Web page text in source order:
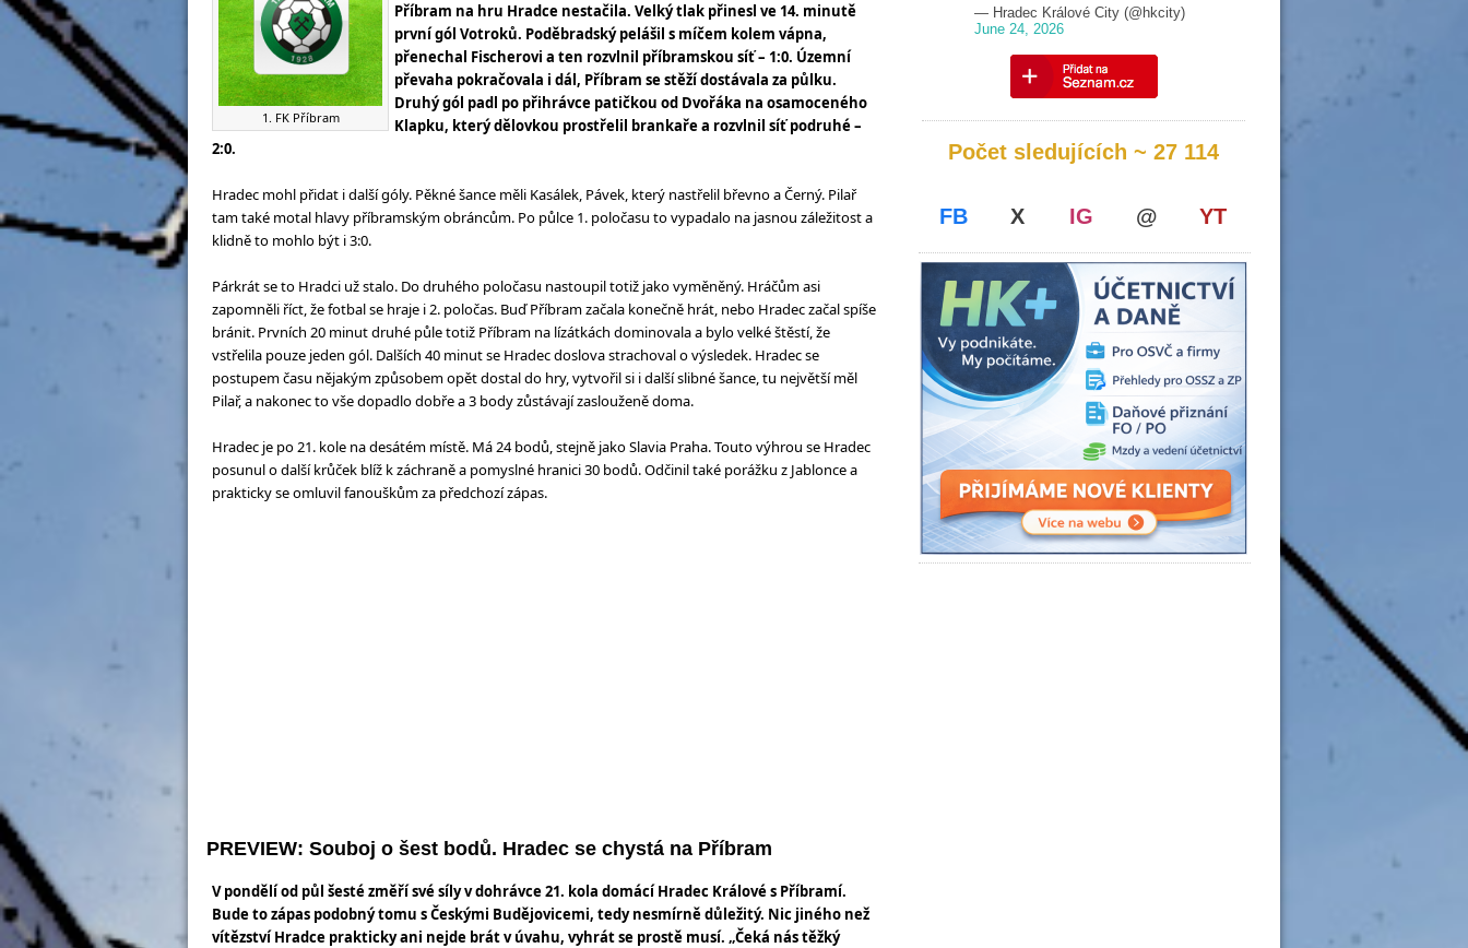
1. FK Příbram
Příbram na hru Hradce nestačila. Velký tlak přinesl ve 14. minutě
první gól Votroků. Poděbradský pelášil s míčem kolem vápna,
přenechal Fischerovi a ten rozvlnil příbramskou síť – 1:0. Územní
převaha pokračovala i dál, Příbram se stěží dostávala za půlku.
Druhý gól padl po přihrávce patičkou od Dvořáka na osamoceného
Klapku, který dělovkou prostřelil brankaře a rozvlnil síť podruhé –
2:0.
Hradec mohl přidat i další góly. Pěkné šance měli Kasálek, Pávek, který nastřelil břevno a Černý. Pilař
tam také motal hlavy příbramským obráncům. Po půlce 1. poločasu to vypadalo na jasnou záležitost a
klidně to mohlo být i 3:0.
Párkrát se to Hradci už stalo. Do druhého poločasu nastoupil totiž jako vyměněný. Hráčům asi
zapomněli říct, že fotbal se hraje i 2. poločas. Buď Příbram začala konečně hrát, nebo Hradec začal spíše
bránit. Prvních 20 minut druhé půle totiž Příbram na lízátkách dominovala a bylo velké štěstí, že
vstřelila pouze jeden gól. Dalších 40 minut se Hradec doslova strachoval o výsledek. Hradec se
postupem času nějakým způsobem opět dostal do hry, vytvořil si i další slibné šance, tu největší měl
Pilař, a nakonec to vše dopadlo dobře a 3 body zůstávají zaslouženě doma.
Hradec je po 21. kole na desátém místě. Má 24 bodů, stejně jako Slavia Praha. Touto výhrou se Hradec
posunul o další krůček blíž k záchraně a pomyslné hranici 30 bodů. Odčinil také porážku z Jablonce a
prakticky se omluvil fanouškům za předchozí zápas.
PREVIEW: Souboj o šest bodů. Hradec se chystá na Příbram
V pondělí od půl šesté změří své síly v dohrávce 21. kola domácí Hradec Králové s Příbramí.
Bude to zápas podobný tomu s Českými Budějovicemi, tedy nesmírně důležitý. Nic jiného než
vítězství Hradce prakticky ani nejde brát v úvahu, vyhrát se prostě musí. „Čeká nás těžký
— Hradec Králové City (@hkcity)
June 24, 2026
Počet sledujících ~ 27 114
FB X IG @ YT